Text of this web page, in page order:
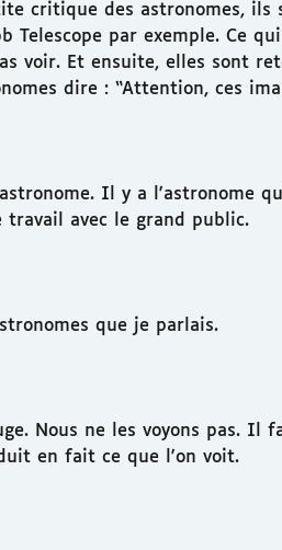
critique des astronomes, ils
Telescope par exemple. Ce
voir. Et ensuite, elles sont
dire : “Attention, ces
Il y a
avec le grand public.
que je parlais.
Nous ne les voyons pas.
en fait ce que l'on voit.